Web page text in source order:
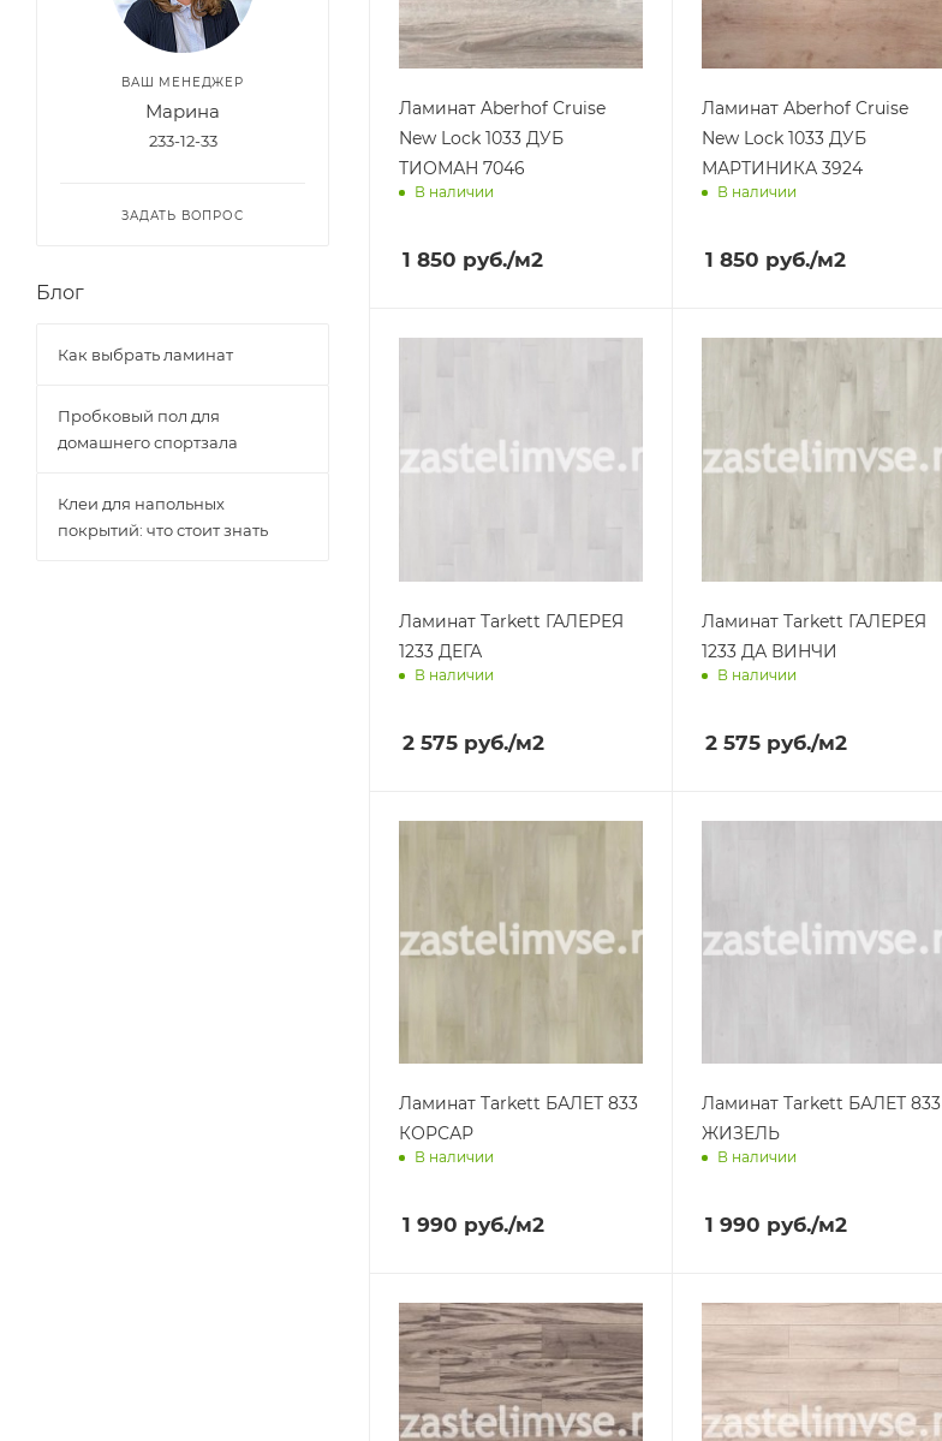
Ламинат Aberhof Cruise
New Lock 1033 ДУБ
ТИОМАН 7046
В наличии
1 850 руб./м2
Ламинат Aberhof Cruise
New Lock 1033 ДУБ
МАРТИНИКА 3924
В наличии
1 850 руб./м2
Ламинат Tarkett ГАЛЕРЕЯ
1233 ДЕГА
В наличии
2 575 руб./м2
Ламинат Tarkett ГАЛЕРЕЯ
1233 ДА ВИНЧИ
В наличии
2 575руб./м2
Ламинат Tarkett БАЛЕТ 833
КОРСАР
В наличии
1 990 руб./м2
Ламинат Tarkett БАЛЕТ 833
ЖИЗЕЛЬ
В наличии
1 990 руб./м2
ВАШ МЕНЕДЖЕР
Марина
233-12-33
ЗАДАТЬ ВОПРОС
Блог
Как выбрать ламинат
Пробковый пол для
домашнего спортзала
Клеи для напольных
покрытий: что стоит знать